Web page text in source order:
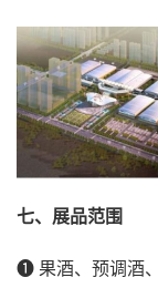
七、展品范围
❶ 果酒、预调酒